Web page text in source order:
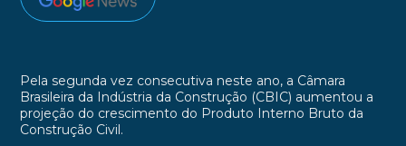
Pela segunda vez consecutiva neste ano, a Câmara
Brasileira da Indústria da Construção (CBIC) aumentou a
projeção do crescimento do Produto Interno Bruto da
Construção Civil.